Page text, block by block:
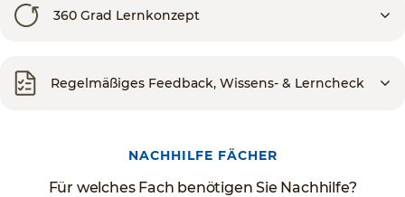
360 Grad Lernkonzept
Regelmäßiges Feedback, Wissens- & Lerncheck
NACHHILFE FÄCHER
Für welches Fach benötigen Sie Nachhilfe?